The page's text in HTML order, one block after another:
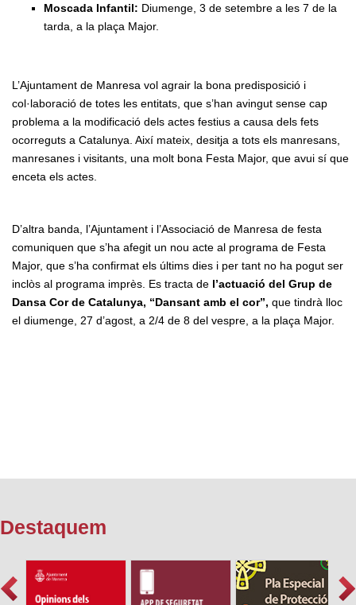
Moscada Infantil: Diumenge, 3 de setembre a les 7 de la
tarda, a la plaça Major.
L’Ajuntament de Manresa vol agrair la bona predisposició i
col·laboració de totes les entitats, que s’han avingut sense cap
problema a la modificació dels actes festius a causa dels fets
ocorreguts a Catalunya. Així mateix, desitja a tots els manresans,
manresanes i visitants, una molt bona Festa Major, que avui sí que
enceta els actes.
D’altra banda, l’Ajuntament i l’Associació de Manresa de festa
comuniquen que s’ha afegit un nou acte al programa de Festa
Major, que s’ha confirmat els últims dies i per tant no ha pogut ser
inclòs al programa imprès. Es tracta de l’actuació del Grup de
Dansa Cor de Catalunya, “Dansant amb el cor”, que tindrà lloc
el diumenge, 27 d’agost, a 2/4 de 8 del vespre, a la plaça Major.
Destaquem